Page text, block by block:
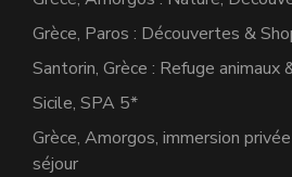
Grèce, Paros : Découvertes &
Santorin, Grèce : Refuge animaux
Sicile, SPA 5*
Grèce, Amorgos, immersion
séjour